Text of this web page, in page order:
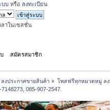
บบ หรือ ลงทะเบียน
ลาในเซสชั่น
สมัครสมาชิก
งประกาศขายสินค้า » โพสฟรีทุกหมวดหมู่ ล
085-907-2547.